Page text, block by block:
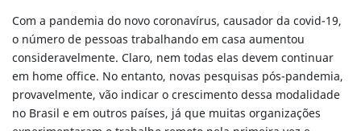
Com a pandemia do novo coronavírus, causador da covid-19,
o número de pessoas trabalhando em casa aumentou
consideravelmente. Claro, nem todas elas devem continuar
em home office. No entanto, novas pesquisas pós-pandemia,
provavelmente, vão indicar o crescimento dessa modalidade
no Brasil e em outros países, já que muitas organizações